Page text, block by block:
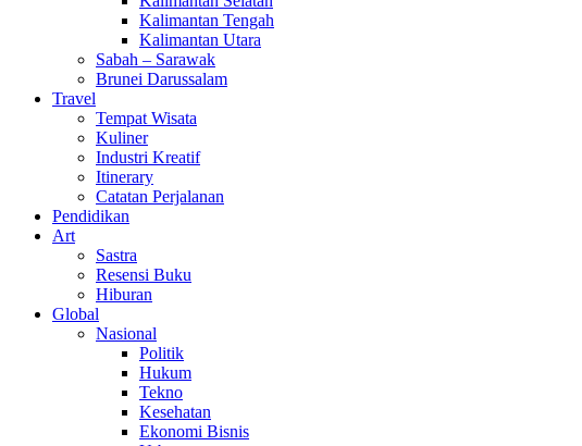
Kalimantan Tengah
Kalimantan Utara
Sabah – Sarawak
Brunei Darussalam
Travel
Tempat Wisata
Kuliner
Industri Kreatif
Itinerary
Catatan Perjalanan
Pendidikan
Art
Sastra
Resensi Buku
Hiburan
Global
Nasional
Politik
Hukum
Tekno
Kesehatan
Ekonomi Bisnis